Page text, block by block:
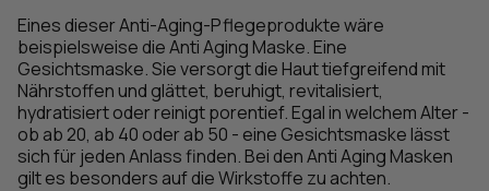
Eines dieser Anti-Aging-Pflegeprodukte wäre
beispielsweise die Anti Aging Maske. Eine
Gesichtsmaske. Sie versorgt die Haut tiefgreifend mit
Nährstoffen und glättet, beruhigt, revitalisiert,
hydratisiert oder reinigt porentief. Egal in welchem Alter -
ob ab 20, ab 40 oder ab 50 - eine Gesichtsmaske lässt
sich für jeden Anlass finden. Bei den Anti Aging Masken
gilt es besonders auf die Wirkstoffe zu achten.